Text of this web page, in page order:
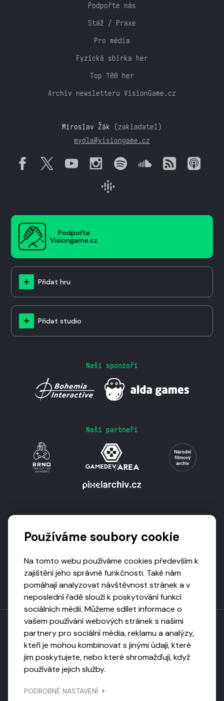
Podpořte nás
Stáž / Praxe
Pro média
Fyzická sbírka her
Top 100 her
Archiv newsletteru VisionGame.cz
Miroslav Žák (zakladatel)
mydla@visiongame.cz
Podpořte
Visiongame.cz
Přidat hru
Přidat studio
Naši sponzoři
Naši partneři
Toto dílo podléhá licenci CC BY-NC-ND
Uveďte původ, neužívejte komerčně, nezpracovávejte.
Národní knihovnou ČR
Používáme soubory cookie
Na tomto webu používáme cookies především k
zajištění jeho správné funkčnosti. Také nám
pomáhají analyzovat návštěvnost stránek a v
neposlední řadě slouží k poskytování funkcí
sociálních médií. Můžeme sdílet informace o
vašem používání webových stránek s našimi
partnery pro sociální média, reklamu a analýzy,
kteří je mohou kombinovat s jinými údaji, které
jim poskytujete, nebo které shromažďují, když
používáte jejich služby.
PODROBNÉ NASTAVENÍ